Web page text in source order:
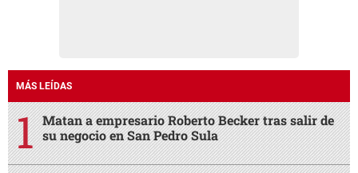
MÁS LEÍDAS
Matan a empresario Roberto Becker tras salir de
su negocio en San Pedro Sula